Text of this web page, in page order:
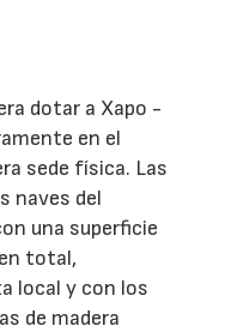
dotar a Xapo -
en el
sede física. Las
naves del
una superficie
total,
local y con los
de madera